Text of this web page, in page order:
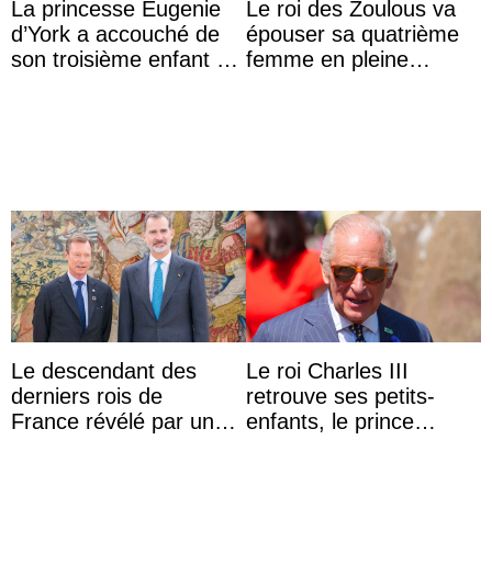
La princesse Eugenie
d’York a accouché de
son troisième enfant et
Le roi des Zoulous va
épouser sa quatrième
femme en pleine
Le descendant des
derniers rois de
France révélé par un
Le roi Charles III
retrouve ses petits-
enfants, le prince